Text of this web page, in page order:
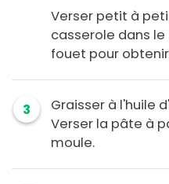
Verser petit à
casserole dans
fouet pour
3
Graisser à l'huile
Verser la pâte à
moule.